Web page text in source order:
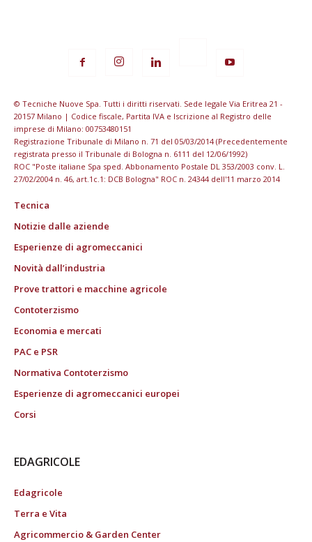
© Tecniche Nuove Spa. Tutti i diritti riservati. Sede legale Via Eritrea 21 -
20157 Milano | Codice fiscale, Partita IVA e Iscrizione al Registro delle
imprese di Milano: 00753480151
Registrazione Tribunale di Milano n. 71 del 05/03/2014 (Precedentemente
registrata presso il Tribunale di Bologna n. 6111 del 12/06/1992)
ROC "Poste italiane Spa sped. Abbonamento Postale DL 353/2003 conv. L.
27/02/2004 n. 46, art.1c.1: DCB Bologna" ROC n. 24344 dell'11 marzo 2014
Tecnica
Notizie dalle aziende
Esperienze di agromeccanici
Novità dall’industria
Prove trattori e macchine agricole
Contoterzismo
Economia e mercati
PAC e PSR
Normativa Contoterzismo
Esperienze di agromeccanici europei
Corsi
EDAGRICOLE
Edagricole
Terra e Vita
Agricommercio & Garden Center